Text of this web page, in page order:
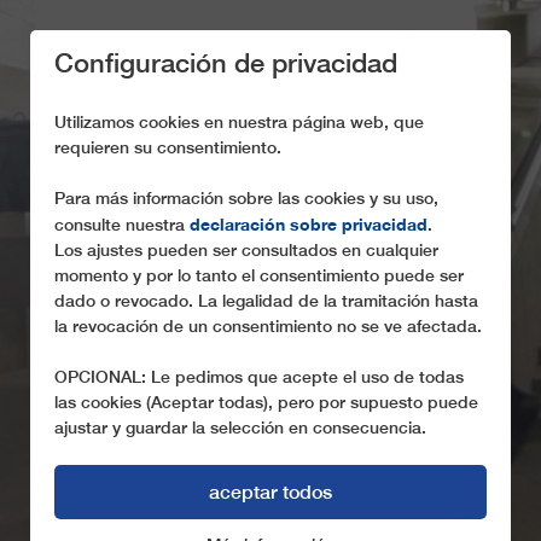
"TENGO EL
PRIVILEGIO DE
PODER LLEGAR CON
EL FUNICULAR AL
CENTRO DE LA
CIUDAD"
Gregor Leitner, de Innsbruck (Austria), se desplaza
diariamente en funicular al trabajo
Configuración de privacidad
Utilizamos cookies en nuestra página web, que
requieren su consentimiento.
Para más información sobre las cookies y su uso,
consulte nuestra declaración sobre privacidad.
Los ajustes pueden ser consultados en cualquier
momento y por lo tanto el consentimiento puede ser
dado o revocado. La legalidad de la tramitación hasta
la revocación de un consentimiento no se ve afectada.
OPCIONAL: Le pedimos que acepte el uso de todas
las cookies (Aceptar todas), pero por supuesto puede
ajustar y guardar la selección en consecuencia.
aceptar todos